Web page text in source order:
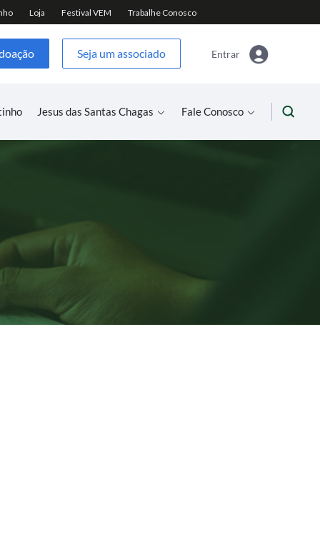
Seja um associado Entrar
Jesus das Santas Chagas Fale Conosco